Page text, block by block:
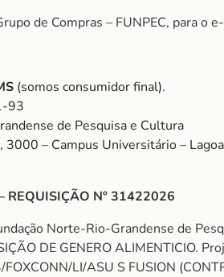
de Compras – FUNPEC, para o
(somos consumidor final).
93
de Pesquisa e Cultura
3000 – Campus Universitário –
REQUISIÇÃO Nº 31422026
Norte-Rio-Grandense de
DE GENERO ALIMENTICIO.
LI/ASU S FUSION